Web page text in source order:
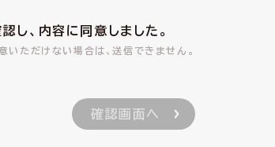
し、内容に同意しました。
いただけない場合は、送信できません。